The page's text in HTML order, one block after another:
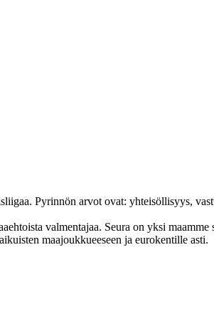
Pyrinnön arvot ovat: yhteisöl­lisyys,
valmen­tajaa. Seura on yksi
maa­joukkueeseen ja euro­kentille asti.